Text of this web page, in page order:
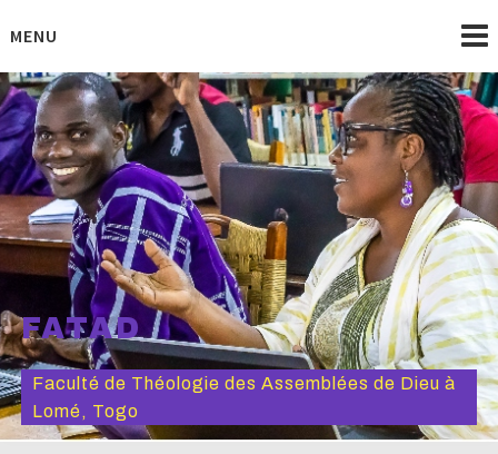
toMENU
FATAD
Faculté de Théologie des Assemblées de Dieu à
Lomé, Togo